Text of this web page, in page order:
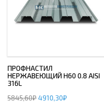
ПРОФНАСТИЛ
НЕРЖАВЕЮЩИЙ Н60 0.8 AISI
316L
5845,60₽4910,30₽